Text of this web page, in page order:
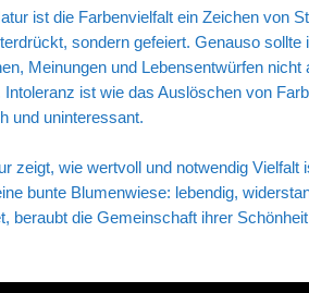
ist die Farbenvielfalt ein Zeichen von
sondern gefeiert. Genauso
Meinungen und Lebensentwürfen
Intoleranz ist wie das Auslöschen von
und uninteressant.
zeigt, wie wertvoll und notwendig
bunte Blumenwiese: lebendig,
beraubt die Gemeinschaft ihrer